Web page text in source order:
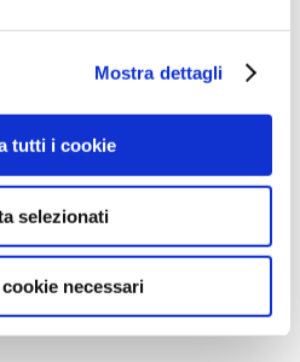
Mostra dettagli
tutti i cookie
selezionati
necessari